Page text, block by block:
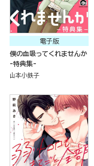
電子版
僕の血吸ってくれませんか
-特典集-
山本小鉄子